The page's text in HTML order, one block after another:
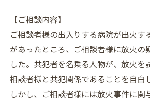
【ご相談内容】
ご相談者様の出入りする病院が出火す
があったところ、ご相談者様に放火の
した。共犯者を名乗る人物が、放火を
相談者様と共犯関係であることを自白
しかし、ご相談者様には放火事件に関